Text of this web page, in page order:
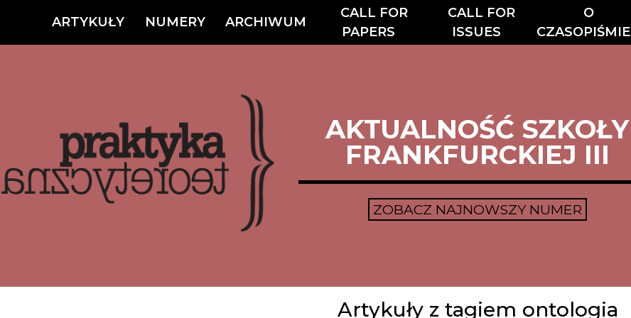
ARTYKUŁY NUMERY ARCHIWUM
CALL FOR
PAPERS
CALL FOR
ISSUES
O
CZASOPIŚMIE
AKTUALNOŚĆ SZKOŁY
FRANKFURCKIEJ III
ZOBACZ NAJNOWSZY NUMER
Artykuły z tagiem ontologia